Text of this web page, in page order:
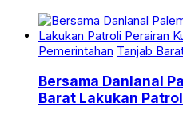
Pemerintahan Tanjab
Bersama Danlanal
Barat Lakukan